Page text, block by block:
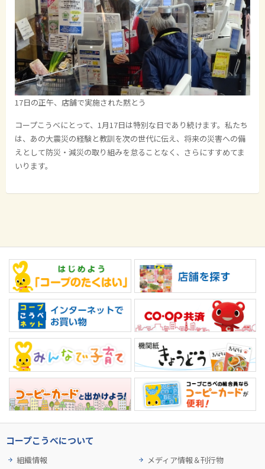
17日の正午、店舗で実施された黙とう
コープこうべにとって、1月17日は特別な日であり続けます。私たち
は、あの大震災の経験と教訓を次の世代に伝え、将来の災害への備
えとして防災・減災の取り組みを怠ることなく、さらにすすめてま
いります。
コープこうべについて
組織情報
メディア情報＆刊行物